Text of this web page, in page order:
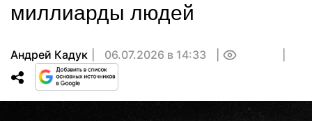
миллиарды людей
Андрей Кадук 06.07.2026 в 14:33